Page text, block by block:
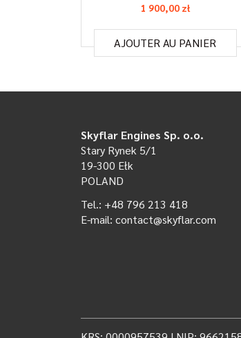
1 900,00 zł
AJOUTER AU PANIER
Skyflar Engines Sp. o.o.
Stary Rynek 5/1
19-300 Ełk
POLAND
Tel.: +48 796 213 418
E-mail: contact@skyflar.com